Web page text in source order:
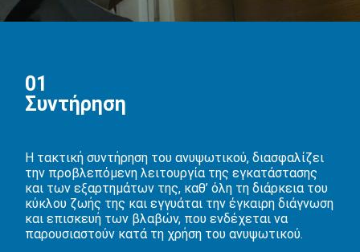
01
Συντήρηση
Η τακτική συντήρηση του ανυψωτικού, διασφαλίζει
την προβλεπόμενη λειτουργία της εγκατάστασης
και των εξαρτημάτων της, καθ’ όλη τη διάρκεια του
κύκλου ζωής της και εγγυάται την έγκαιρη διάγνωση
και επισκευή των βλαβών, που ενδέχεται να
παρουσιαστούν κατά τη χρήση του ανυψωτικού.